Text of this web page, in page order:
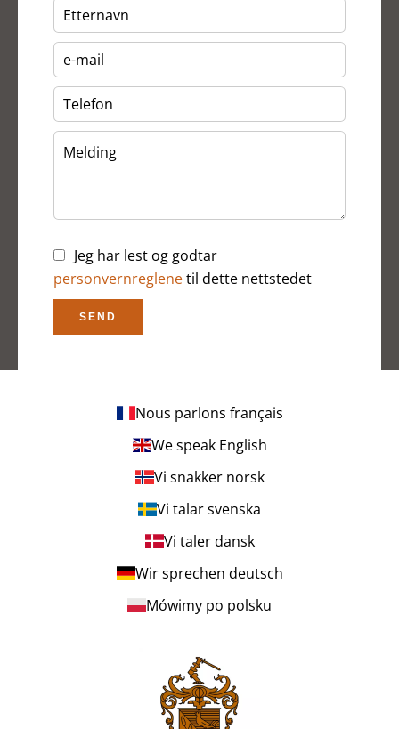
Jeg har lest og godtar
personvernreglenetil dette nettstedet
SEND
Nous parlons français
We speak English
Vi snakker norsk
Vi talar svenska
Vi taler dansk
Wir sprechen deutsch
Mówimy po polsku